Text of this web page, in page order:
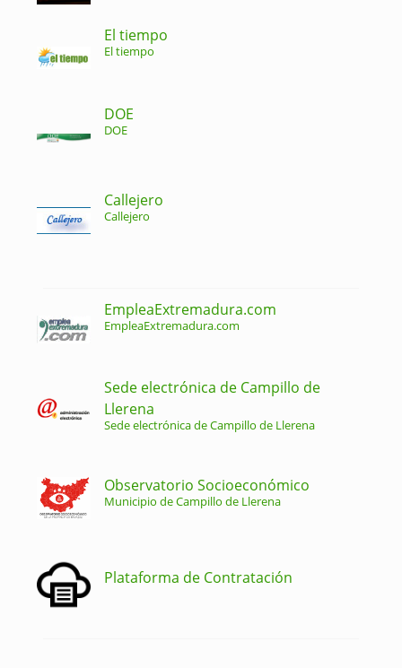
El tiempo
El tiempo
DOE
DOE
Callejero
Callejero
EmpleaExtremadura.com
EmpleaExtremadura.com
Sede electrónica de Campillo de
Llerena
Sede electrónica de Campillo de Llerena
Observatorio Socioeconómico
Municipio de Campillo de Llerena
Plataforma de Contratación